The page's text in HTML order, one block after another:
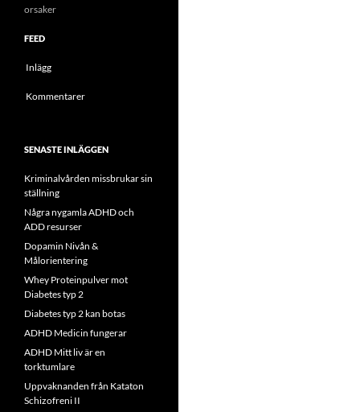
orsaker
FEED
Inlägg
Kommentarer
SENASTE INLÄGGEN
Kriminalvården missbrukar sin
ställning
Några nygamla ADHD och
ADD resurser
Dopamin Nivån &
Målorientering
Whey Proteinpulver mot
Diabetes typ 2
Diabetes typ 2 kan botas
ADHD Medicin fungerar
ADHD Mitt liv är en
torktumlare
Uppvaknanden från Kataton
Schizofreni II